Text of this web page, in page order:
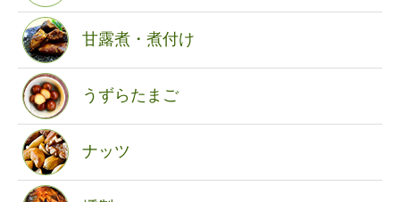
甘露煮・煮付け
うずらたまご
ナッツ